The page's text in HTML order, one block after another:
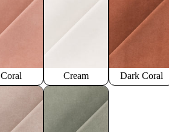
Coral Cream Dark Coral